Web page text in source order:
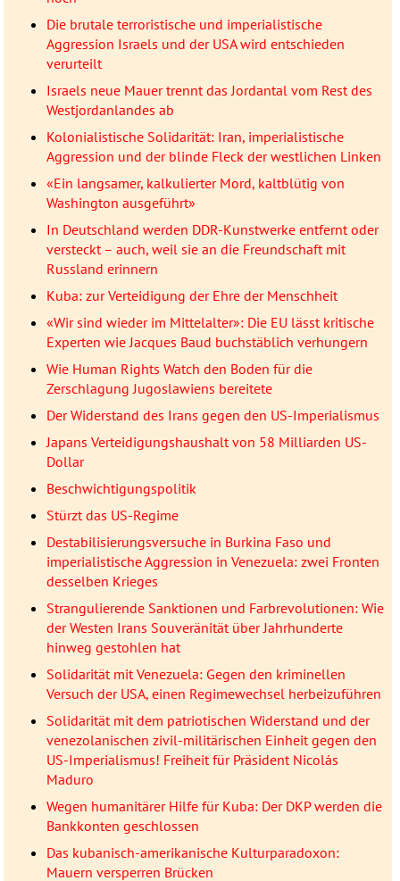
Die brutale terroristische und imperialistische
Aggression Israels und der USA wird entschieden
verurteilt
Israels neue Mauer trennt das Jordantal vom Rest des
Westjordanlandes ab
Kolonialistische Solidarität: Iran, imperialistische
Aggression und der blinde Fleck der westlichen Linken
«Ein langsamer, kalkulierter Mord, kaltblütig von
Washington ausgeführt»
In Deutschland werden DDR-Kunstwerke entfernt oder
versteckt – auch, weil sie an die Freundschaft mit
Russland erinnern
Kuba: zur Verteidigung der Ehre der Menschheit
«Wir sind wieder im Mittelalter»: Die EU lässt kritische
Experten wie Jacques Baud buchstäblich verhungern
Wie Human Rights Watch den Boden für die
Zerschlagung Jugoslawiens bereitete
Der Widerstand des Irans gegen den US-Imperialismus
Japans Verteidigungshaushalt von 58 Milliarden US-
Dollar
Beschwichtigungspolitik
Stürzt das US-Regime
Destabilisierungsversuche in Burkina Faso und
imperialistische Aggression in Venezuela: zwei Fronten
desselben Krieges
Strangulierende Sanktionen und Farbrevolutionen: Wie
der Westen Irans Souveränität über Jahrhunderte
hinweg gestohlen hat
Solidarität mit Venezuela: Gegen den kriminellen
Versuch der USA, einen Regimewechsel herbeizuführen
Solidarität mit dem patriotischen Widerstand und der
venezolanischen zivil-militärischen Einheit gegen den
US-Imperialismus! Freiheit für Präsident Nicolás
Maduro
Wegen humanitärer Hilfe für Kuba: Der DKP werden die
Bankkonten geschlossen
Das kubanisch-amerikanische Kulturparadoxon:
Mauern versperren Brücken